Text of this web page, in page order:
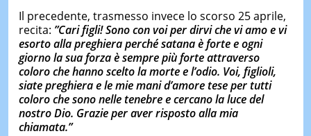
Il precedente, trasmesso invece lo scorso 25 aprile,
recita: ”Cari figli! Sono con voi per dirvi che vi amo e vi
esorto alla preghiera perché satana è forte e ogni
giorno la sua forza è sempre più forte attraverso
coloro che hanno scelto la morte e l’odio. Voi, figlioli,
siate preghiera e le mie mani d’amore tese per tutti
coloro che sono nelle tenebre e cercano la luce del
nostro Dio. Grazie per aver risposto alla mia
chiamata.”